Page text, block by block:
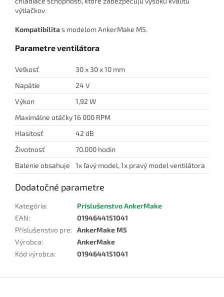
výtlačkov
Kompatibilitas modelom AnkerMake M5.
Parametre ventilátora
Veľkosť
30 x 30 x 10 mm
Napätie
24 V
Výkon
1,92 W
Maximálne otáčky16 000 RPM
Hlasitosť
42 dB
Životnosť
70.000 hodin
Balenie obsahuje
1x ľavý model, 1x pravý model ventilátora
Dodatočné parametre
Kategória:
Príslušenstvo AnkerMake
EAN:
0194644151041
Příslušenstvo pre: AnkerMake M5
Výrobca:
AnkerMake
Kód výrobca: 0194644151041